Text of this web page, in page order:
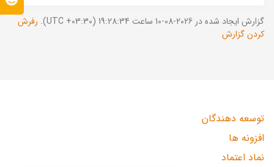
گزارش ایجاد شده در 2026-08-10 ساعت 19:28:34 (UTC +03:30).
رفرش
کردن گزارش
توسعه دهندگان
افزونه ها
نماد اعتماد